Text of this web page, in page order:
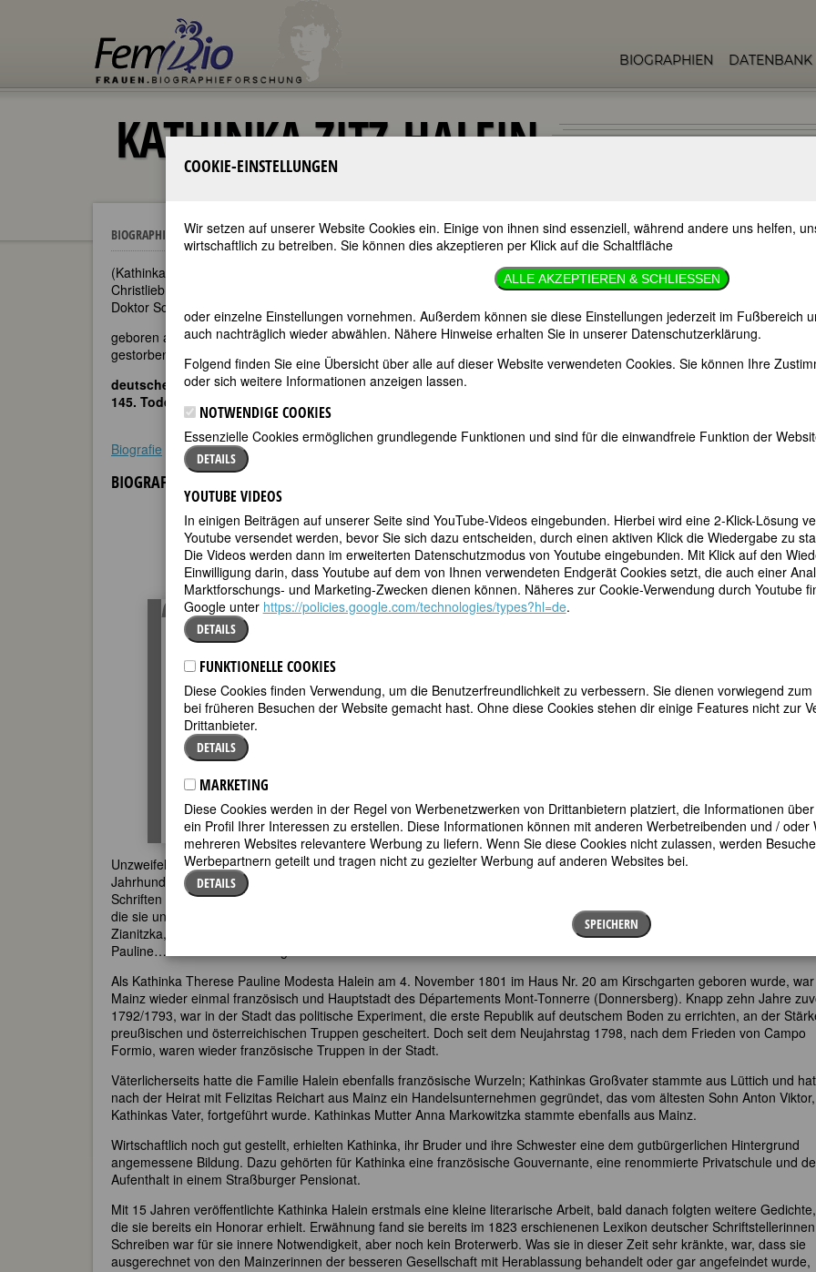
BIOGRAPHIEN DATENBANK
KATHINKA ZITZ-HALEIN
BIOGRAPHIEN Kathinka Zitz-Halein
(Kathinka Therese Pauline Modesta Halein [Geburtsname]; Zianitzka [Pseudonym]; Theophile
Christlieb [Pseudonym]; Emeline [Pseudonym]; Eugénie [Pseudonym]; Auguste Emilie [Pseudonym];
Doktor Schmid [Pseudonym]; Rosalba Stephanie [Pseudonym])
geboren am 4. November 1801 in Mainz
gestorben am 8. März 1877 in Mainz
deutsche Schriftstellerin und Demokratin
145. Todestag am 8. März 2022
Biografie Zitate•Weblinks Literatur & Quellen
BIOGRAFIE
teilen
tweet
mail
Alle, die ihr mich hienieden
Oft gekränkt so tief und schwer,
Gönnt mir nun im Tode Frieden
Und verleumdet mich nicht mehr.
Freudlos machtet ihr mein Leben,
Kalt zertratet ihr mein Glück.
Meine Rache war Vergeben
Keinen Groll ließ ich zurück.
(Inschrift auf dem Grabstein von Kathinka Zitz-Halein auf dem Mainzer Hauptfriedhof)
Unzweifelhaft war Kathinka Zitz-Halein die bekannteste, umstrittenste und produktivste Mainzer Schriftstellerin des 19.
Jahrhunderts. Am Ende ihres knapp 76jährigen Lebens blickte sie zurück auf rund 35 Buchproduktionen, 27
Schriften für Kinder und eine unüberschaubare Zahl von Beiträgen für Zeitungen, Zeitschriften, Sammelbände und
die sie unter eigenem Namen oder unter einem ihrer zahlreichen Pseudonyme veröffentlichte. Sie nannte sich unter
Zianitzka, Theophil Christlieb, Emeline, Eugénie, Auguste Emilie, Doktor Schmid, Rosalba Stephanie, Tina, Viola, Auguste,
Pauline… und vielleicht noch ganz anders.
Als Kathinka Therese Pauline Modesta Halein am 4. November 1801 im Haus Nr. 20 am Kirschgarten geboren wurde, war
Mainz wieder einmal französisch und Hauptstadt des Départements Mont-Tonnerre (Donnersberg). Knapp zehn Jahre
1792/1793, war in der Stadt das politische Experiment, die erste Republik auf deutschem Boden zu errichten, an der
preußischen und österreichischen Truppen gescheitert. Doch seit dem Neujahrstag 1798, nach dem Frieden von Campo
Formio, waren wieder französische Truppen in der Stadt.
Väterlicherseits hatte die Familie Halein ebenfalls französische Wurzeln; Kathinkas Großvater stammte aus Lüttich und
nach der Heirat mit Felizitas Reichart aus Mainz ein Handelsunternehmen gegründet, das vom ältesten Sohn Anton Viktor,
Kathinkas Vater, fortgeführt wurde. Kathinkas Mutter Anna Markowitzka stammte ebenfalls aus Mainz.
Wirtschaftlich noch gut gestellt, erhielten Kathinka, ihr Bruder und ihre Schwester eine dem gutbürgerlichen Hintergrund
angemessene Bildung. Dazu gehörten für Kathinka eine französische Gouvernante, eine renommierte Privatschule und
Aufenthalt in einem Straßburger Pensionat.
Mit 15 Jahren veröffentlichte Kathinka Halein erstmals eine kleine literarische Arbeit, bald danach folgten weitere
die sie bereits ein Honorar erhielt. Erwähnung fand sie bereits im 1823 erschienenen Lexikon deutscher
Schreiben war für sie innere Notwendigkeit, aber noch kein Broterwerb. Was sie in dieser Zeit sehr kränkte, war, dass sie
ausgerechnet von den Mainzerinnen der besseren Gesellschaft mit Herablassung behandelt oder gar angefeindet wurde,
COOKIE-EINSTELLUNGEN
Wir setzen auf unserer Website Cookies ein. Einige von ihnen sind essenziell, während andere uns helfen,
wirtschaftlich zu betreiben. Sie können dies akzeptieren per Klick auf die Schaltfläche
ALLE AKZEPTIEREN & SCHLIESSEN
oder einzelne Einstellungen vornehmen. Außerdem können sie diese Einstellungen jederzeit im Fußbereich
auch nachträglich wieder abwählen. Nähere Hinweise erhalten Sie in unserer Datenschutzerklärung.
Folgend finden Sie eine Übersicht über alle auf dieser Website verwendeten Cookies. Sie können Ihre
oder sich weitere Informationen anzeigen lassen.
NOTWENDIGE COOKIES
Essenzielle Cookies ermöglichen grundlegende Funktionen und sind für die einwandfreie Funktion der
DETAILS
YOUTUBE VIDEOS
In einigen Beiträgen auf unserer Seite sind YouTube-Videos eingebunden. Hierbei wird eine 2-Klick-Lösung
Youtube versendet werden, bevor Sie sich dazu entscheiden, durch einen aktiven Klick die Wiedergabe zu
Die Videos werden dann im erweiterten Datenschutzmodus von Youtube eingebunden. Mit Klick auf den
Einwilligung darin, dass Youtube auf dem von Ihnen verwendeten Endgerät Cookies setzt, die auch einer
Marktforschungs- und Marketing-Zwecken dienen können. Näheres zur Cookie-Verwendung durch Youtube
Google unter https://policies.google.com/technologies/types?hl=de.
DETAILS
FUNKTIONELLE COOKIES
Diese Cookies finden Verwendung, um die Benutzerfreundlichkeit zu verbessern. Sie dienen vorwiegend
bei früheren Besuchen der Website gemacht hast. Ohne diese Cookies stehen dir einige Features nicht zur
Drittanbieter.
DETAILS
MARKETING
Diese Cookies werden in der Regel von Werbenetzwerken von Drittanbietern platziert, die Informationen
ein Profil Ihrer Interessen zu erstellen. Diese Informationen können mit anderen Werbetreibenden und /
mehreren Websites relevantere Werbung zu liefern. Wenn Sie diese Cookies nicht zulassen, werden
Werbepartnern geteilt und tragen nicht zu gezielter Werbung auf anderen Websites bei.
DETAILS
SPEICHERN